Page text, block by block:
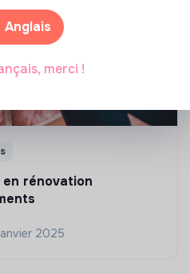
rénovation
2025
Anglais
merci !